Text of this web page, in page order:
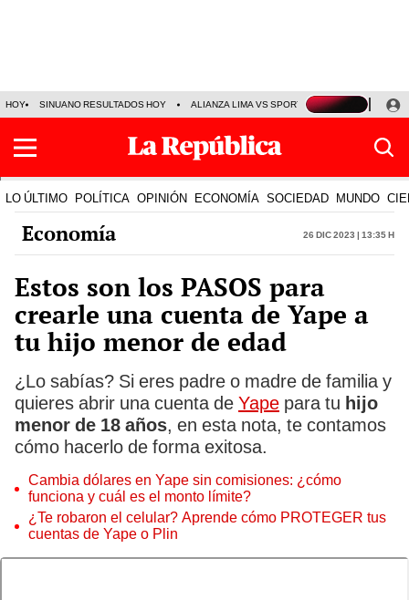
HOY SINUANO RESULTADOS HOY ALIANZA LIMA VS SPORT BOYS JORGE
LO ÚLTIMO POLÍTICA OPINIÓN ECONOMÍA SOCIEDAD MUNDO
Economía 26 Dic 2023 | 13:35 h
Estos son los PASOS para
crearle una cuenta de Yape a
tu hijo menor de edad
¿Lo sabías? Si eres padre o madre de familia y
quieres abrir una cuenta de Yape para tu hijo
menor de 18 años, en esta nota, te contamos
cómo hacerlo de forma exitosa.
Cambia dólares en Yape sin comisiones: ¿cómo
funciona y cuál es el monto límite?
¿Te robaron el celular? Aprende cómo PROTEGER tus
cuentas de Yape o Plin